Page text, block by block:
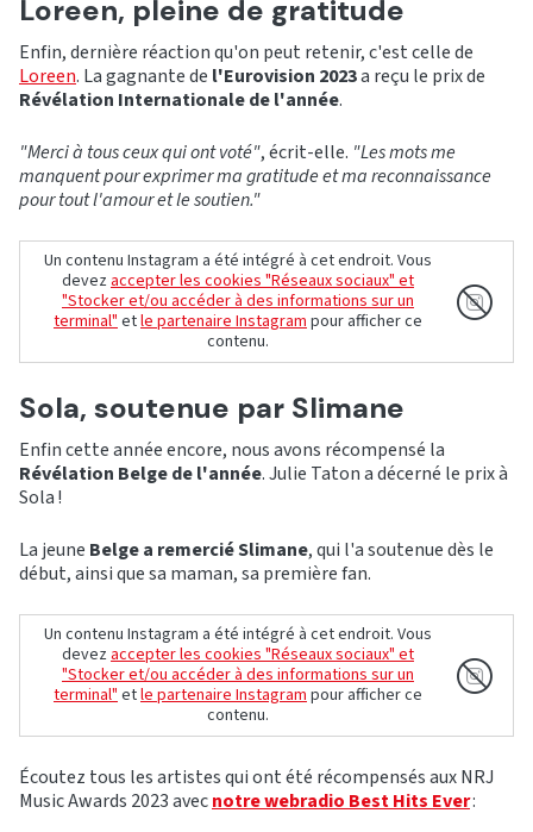
Loreen, pleine de gratitude
Enfin, dernière réaction qu'on peut retenir, c'est celle de
Loreen. La gagnante de l'Eurovision 2023a reçu le prix de
Révélation Internationale de l'année.
"Merci à tous ceux qui ont voté", écrit-elle. "Les mots me
manquent pour exprimer ma gratitude et ma reconnaissance
pour tout l'amour et le soutien."
Un contenu Instagram a été intégré à cet endroit. Vous
devezaccepter les cookies "Réseaux sociaux" et
"Stocker et/ou accéder à des informations sur un
terminal"etle partenaire Instagrampour afficher ce
contenu.
Sola, soutenue par Slimane
Enfin cette année encore, nous avons récompensé la
Révélation Belge de l'année. Julie Taton a décerné le prix à
Sola !
La jeune Belge a remercié Slimane, qui l'a soutenue dès le
début, ainsi que sa maman, sa première fan.
Un contenu Instagram a été intégré à cet endroit. Vous
devezaccepter les cookies "Réseaux sociaux" et
"Stocker et/ou accéder à des informations sur un
terminal"etle partenaire Instagrampour afficher ce
contenu.
Écoutez tous les artistes qui ont été récompensés aux NRJ
Music Awards 2023 avecnotre webradio Best Hits Ever: